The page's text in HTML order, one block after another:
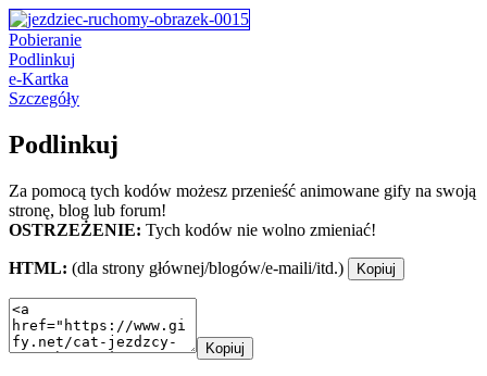
Pobieranie
Podlinkuj
e-Kartka
Szczegóły
Podlinkuj
Za pomocą tych kodów możesz przenieść animowane gify na swoją
stronę, blog lub forum!
OSTRZEŻENIE: Tych kodów nie wolno zmieniać!
HTML: (dla strony głównej/blogów/e-maili/itd.) Kopiuj
Kopiuj